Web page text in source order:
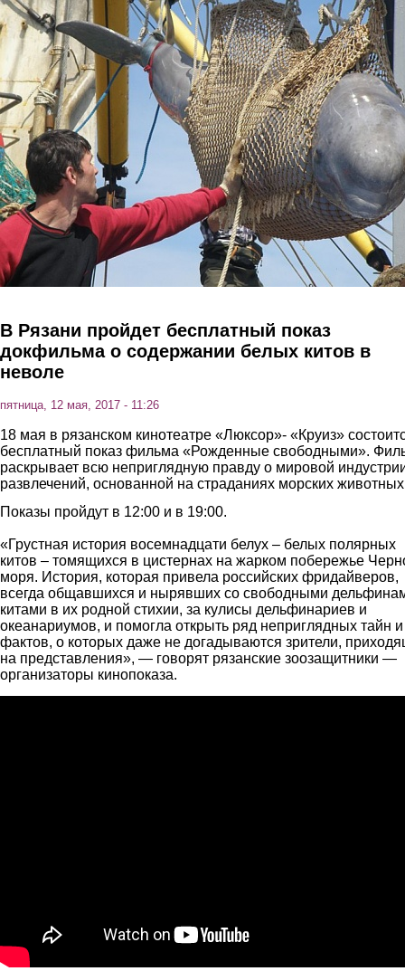
Перейти к основному содержанию
В Рязани пройдет бесплатный показ
докфильма о содержании белых китов в
неволе
пятница, 12 мая, 2017 - 11:26
18 мая в рязанском кинотеатре «Люксор»- «Круиз»
бесплатный показ фильма «Рожденные свободными».
раскрывает всю неприглядную правду о мировой
развлечений, основанной на страданиях морских
Показы пройдут в 12:00 и в 19:00.
«Грустная история восемнадцати белух – белых полярных
китов – томящихся в цистернах на жарком побережье
моря. История, которая привела российских фридайверов,
всегда общавшихся и нырявших со свободными
китами в их родной стихии, за кулисы дельфинариев и
океанариумов, и помогла открыть ряд неприглядных тайн и
фактов, о которых даже не догадываются зрители,
на представления», — говорят рязанские зоозащитники —
организаторы кинопоказа.